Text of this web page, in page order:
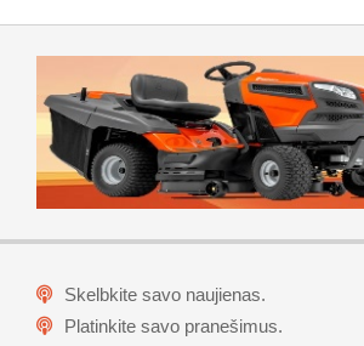
Skelbkite savo naujienas.
Platinkite savo pranešimus.